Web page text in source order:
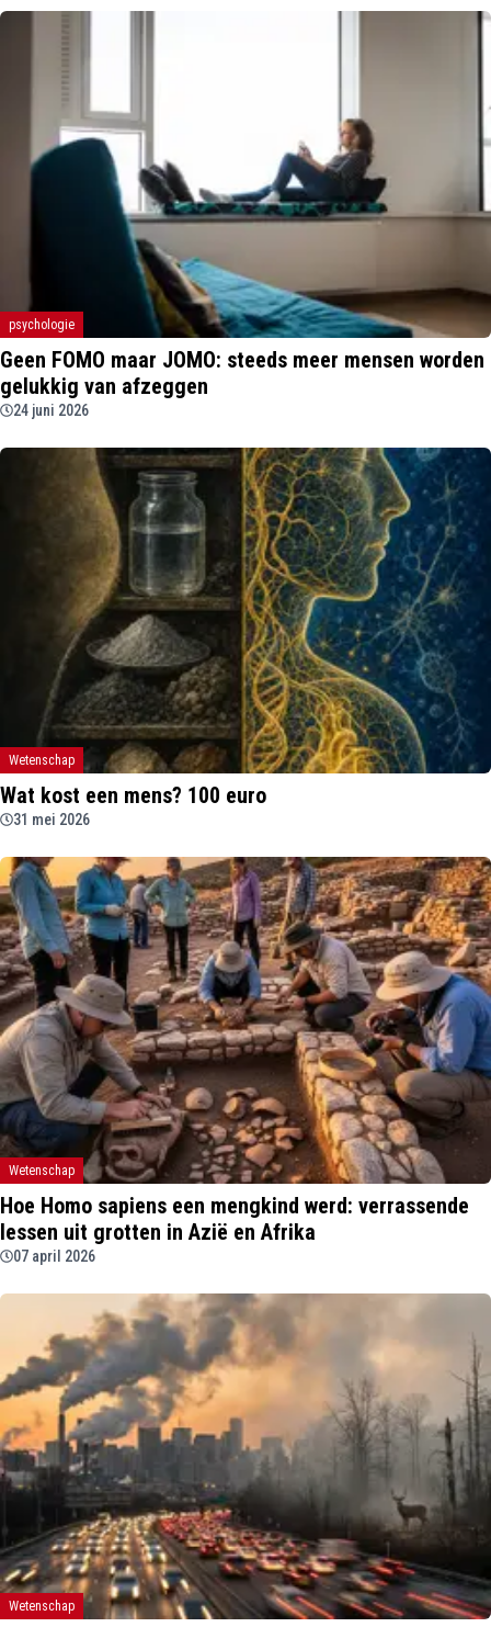
psychologie
Geen FOMO maar JOMO: steeds meer mensen worden
gelukkig van afzeggen
24 juni 2026
Wetenschap
Wat kost een mens? 100 euro
31 mei 2026
Wetenschap
Hoe Homo sapiens een mengkind werd: verrassende
lessen uit grotten in Azië en Afrika
07 april 2026
Wetenschap